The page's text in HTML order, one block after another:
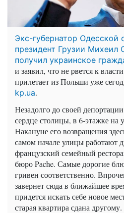
Экс-губернатор Одесской
президент Грузии Михеил
получил украинское
и заявил, что не рвется к
прилетает из Польши уже
kp.ua.
Незадолго до своей
сердце столицы, в 6-этажке на
Накануне его возвращения
самом начале улицы работают
французский семейный
бюро Pаche. Самые дорогие
гривен соответственно.
завернет сюда в ближайшее
придется искать себе новое
старая квартира сдана другому.